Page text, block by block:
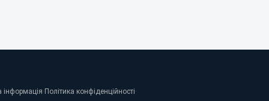
інформація· Політика конфіденційності·